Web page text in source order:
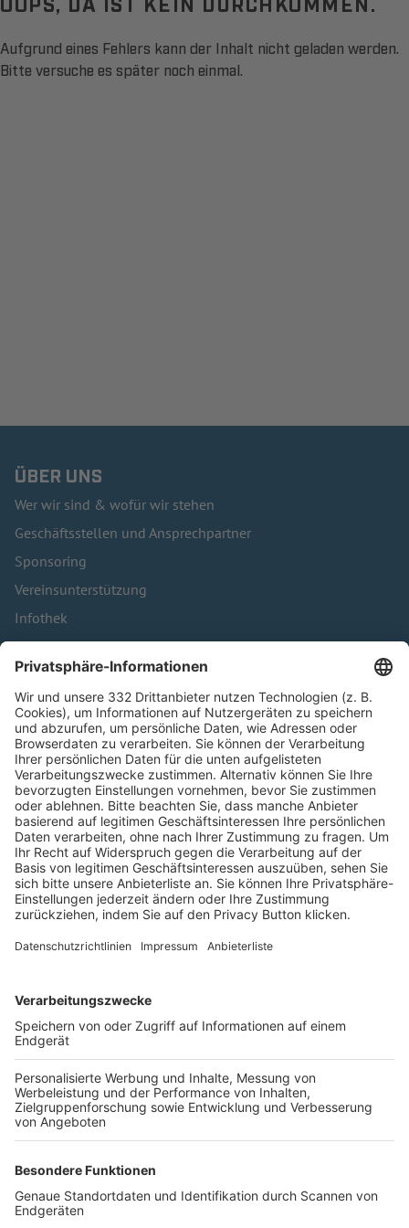
Aufgrund eines Fehlers kann der Inhalt nicht geladen werden.
Bitte versuche es später noch einmal.
ÜBER UNS
Wer wir sind & wofür wir stehen
Geschäftsstellen und Ansprechpartner
Sponsoring
Vereinsunterstützung
Infothek
Kontakt
HÄUFIG BESUCHTE SEITEN
Pässe und Vereinswechsel
Trainerausbildung
Schulungsangebot Vereinsmitarbeiter
BFV-Geschäftsstellen
Trainerbörse
Login SpielPlus
FOLGE DEM BFV
TOP-VEREINE
TOP-PARTNER